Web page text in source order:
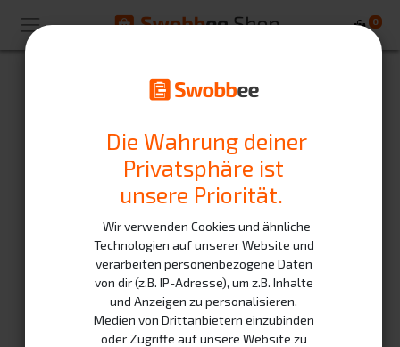
0
Passwort
Passwort bestätigen
Die Wahrung deiner
Privatsphäre ist
unsere Priorität.
Wir verwenden Cookies und ähnliche
Technologien auf unserer Website und
verarbeiten personenbezogene Daten
von dir (z.B. IP-Adresse), um z.B. Inhalte
und Anzeigen zu personalisieren,
Medien von Drittanbietern einzubinden
oder Zugriffe auf unsere Website zu